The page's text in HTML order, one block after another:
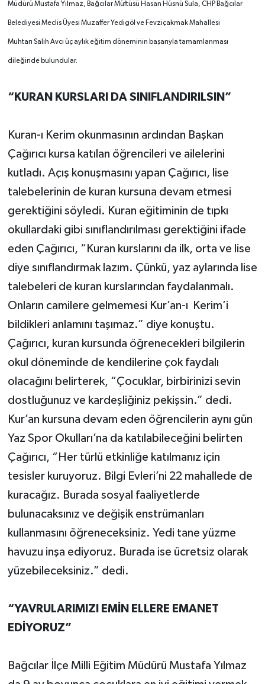
Müdürü Mustafa Yılmaz, Bağcılar Müftüsü Hasan Hüsnü Sula, CHP Bağcılar
Belediyesi Meclis Üyesi Muzaffer Yedigöl ve Fevziçakmak Mahallesi
Muhtarı Salih Avcı üç aylık eğitim döneminin başarıyla tamamlanması
dileğinde bulundular.
“KURAN KURSLARI DA SINIFLANDIRILSIN”
Kuran-ı Kerim okunmasının ardından Başkan
Çağırıcı kursa katılan öğrencileri ve ailelerini
kutladı. Açış konuşmasını yapan Çağırıcı, lise
talebelerinin de kuran kursuna devam etmesi
gerektiğini söyledi. Kuran eğitiminin de tıpkı
okullardaki gibi sınıflandırılması gerektiğini ifade
eden Çağırıcı, “Kuran kurslarını da ilk, orta ve lise
diye sınıflandırmak lazım. Çünkü, yaz aylarında lise
talebeleri de kuran kurslarından faydalanmalı.
Onların camilere gelmemesi Kur’an-ı Kerim’i
bildikleri anlamını taşımaz.” diye konuştu.
Çağırıcı, kuran kursunda öğrenecekleri bilgilerin
okul döneminde de kendilerine çok faydalı
olacağını belirterek, “Çocuklar, birbirinizi sevin
dostluğunuz ve kardeşliğiniz pekişsin.” dedi.
Kur’an kursuna devam eden öğrencilerin aynı gün
Yaz Spor Okulları’na da katılabileceğini belirten
Çağırıcı, “Her türlü etkinliğe katılmanız için
tesisler kuruyoruz. Bilgi Evleri’ni 22 mahallede de
kuracağız. Burada sosyal faaliyetlerde
bulunacaksınız ve değişik enstrümanları
kullanmasını öğreneceksiniz. Yedi tane yüzme
havuzu inşa ediyoruz. Burada ise ücretsiz olarak
yüzebileceksiniz.” dedi.
“YAVRULARIMIZI EMİN ELLERE EMANET
EDİYORUZ”
Bağcılar İlçe Milli Eğitim Müdürü Mustafa Yılmaz